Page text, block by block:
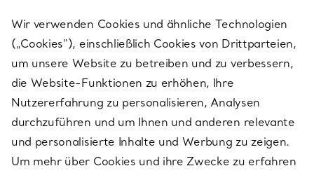
SERVICES
ÜBER TIFFANY & CO.
RECHTLICHE HINWEISE
Wir verwenden Cookies und ähnliche Technologien
(„Cookies“), einschließlich Cookies von Drittparteien,
um unsere Website zu betreiben und zu verbessern,
die Website-Funktionen zu erhöhen, Ihre
Nutzererfahrung zu personalisieren, Analysen
durchzuführen und um Ihnen und anderen relevante
und personalisierte Inhalte und Werbung zu zeigen.
Um mehr über Cookies und ihre Zwecke zu erfahren